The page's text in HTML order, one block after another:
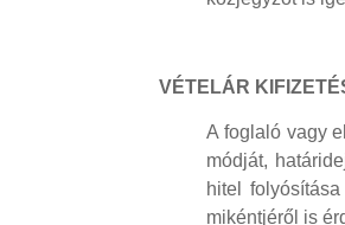
VÉTELÁR
A foglaló vagy
módját,
hitel
mikéntjéről is